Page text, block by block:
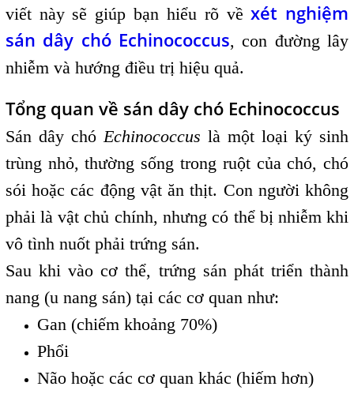
viết này sẽ giúp bạn hiểu rõ vềxét nghiệm
sán dây chó Echinococcus, con đường lây
nhiễm và hướng điều trị hiệu quả.
Tổng quan về sán dây chó Echinococcus
Sán dây chóEchinococcus là một loại ký sinh
trùng nhỏ, thường sống trong ruột của chó, chó
sói hoặc các động vật ăn thịt. Con người không
phải là vật chủ chính, nhưng có thể bị nhiễm khi
vô tình nuốt phải trứng sán.
Sau khi vào cơ thể, trứng sán phát triển thành
nang (u nang sán) tại các cơ quan như:
Gan (chiếm khoảng 70%)
Phổi
Não hoặc các cơ quan khác (hiếm hơn)